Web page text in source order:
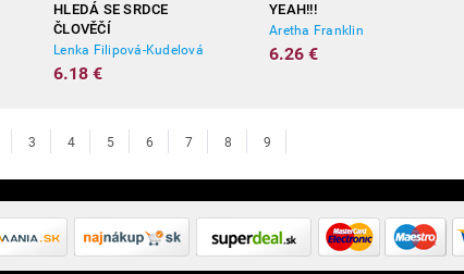
HLEDÁ SE SRDCE
ČLOVĚČÍ
Lenka Filipová-Kudelová
6.18 €
YEAH!!!
Aretha Franklin
6.26 €
3 4 5 6 7 8 9